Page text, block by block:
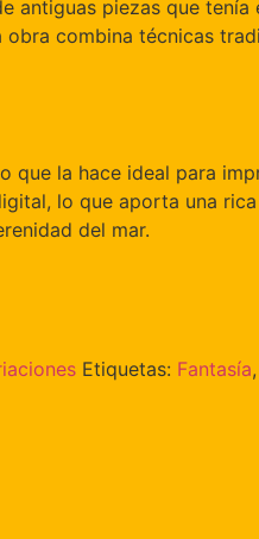
antiguas piezas que
combina técnicas
la hace ideal para
lo que aporta una
del mar.
Etiquetas: Fantasía,